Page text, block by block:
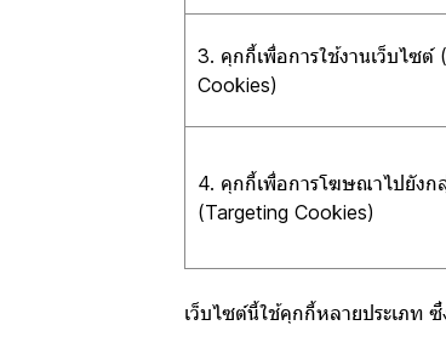
3. คุกกี้เพื่อการใช้งานเว็บไซต์
Cookies)
4. คุกกี้เพื่อการโฆษณาไปยังก
(Targeting Cookies)
เว็บไซต์นี้ใช้คุกกี้หลายประเภท ซึ่